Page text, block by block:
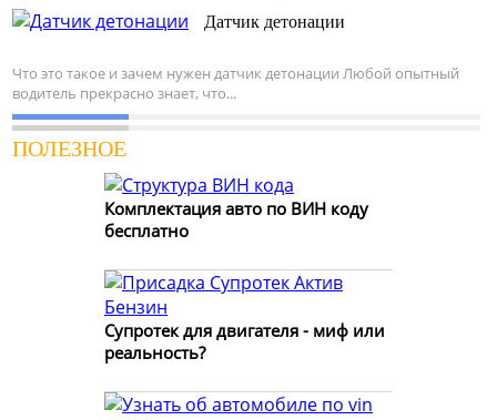
Датчик детонации
Что это такое и зачем нужен датчик детонации Любой опытный
водитель прекрасно знает, что...
ПОЛЕЗНОЕ
Комплектация авто по ВИН коду
бесплатно
Супротек для двигателя - миф или
реальность?